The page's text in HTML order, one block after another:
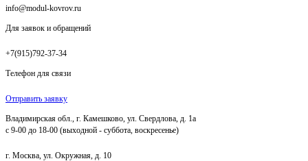
info@modul-kovrov.ru
Для заявок и обращений
+7(915)792-37-34
Телефон для связи
Отправить заявку
Владимирская обл., г. Камешково, ул. Свердлова, д. 1а
с 9-00 до 18-00 (выходной - суббота, воскресенье)
г. Москва, ул. Окружная, д. 10